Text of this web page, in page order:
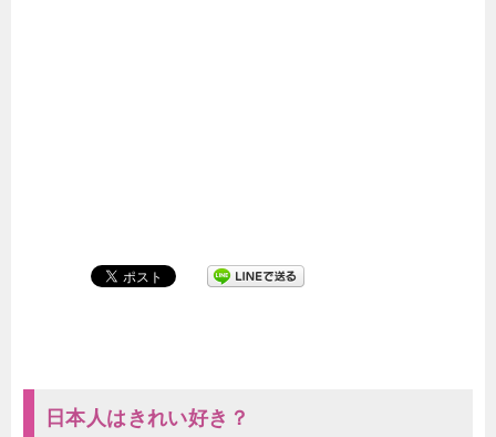
日本人はきれい好き？